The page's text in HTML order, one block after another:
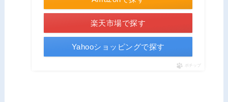
楽天市場で探す
Yahooショッピングで探す
ポチップ